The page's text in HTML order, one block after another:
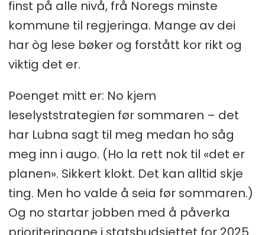
finst på alle nivå, frå Noregs minste
kommune til regjeringa. Mange av dei
har òg lese bøker og forstått kor rikt og
viktig det er.
Poenget mitt er: No kjem
leselyststrategien før sommaren – det
har Lubna sagt til meg medan ho såg
meg inn i augo. (Ho la rett nok til «det er
planen». Sikkert klokt. Det kan alltid skje
ting. Men ho valde å seia før sommaren.)
Og no startar jobben med å påverka